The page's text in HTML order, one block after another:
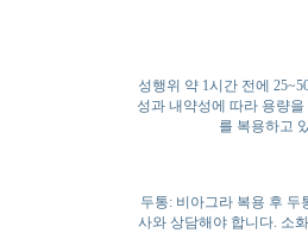
성행위 약 1시간 전에
성과 내약성에 따라 용량
를 복용하고
두통: 비아그라 복용 후
사와 상담해야 합니다. 소